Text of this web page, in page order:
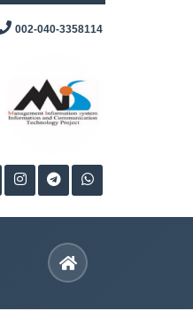
002-040-3358114